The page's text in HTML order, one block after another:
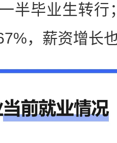
半毕业生转行
，薪资增长